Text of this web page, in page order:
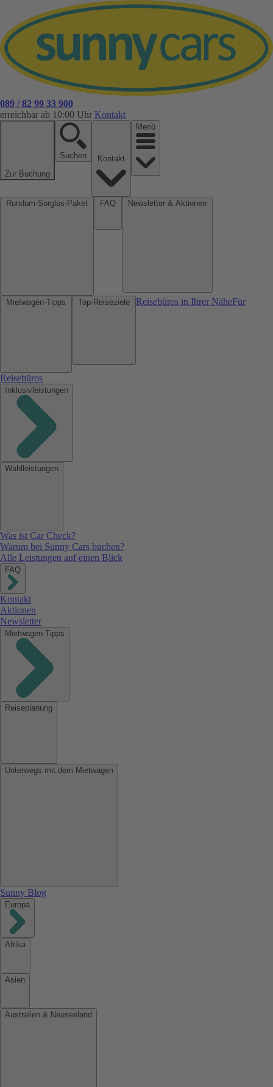
089 / 82 99 33 900
erreichbar ab 10:00 Uhr Kontakt
Zur Buchung
Suchen
Menü
Reisebüros in Ihrer NäheFür
Reisebüros
Inklusivleistungen
Wahlleistungen
Was ist Car Check?
Warum bei Sunny Cars buchen?
Alle Leistungen auf einen Blick
FAQ
Kontakt
Aktionen
Newsletter
Mietwagen-Tipps
Reiseplanung
Unterwegs mit dem Mietwagen
Sunny Blog
Europa
Afrika
Asien
Australien & Neuseeland